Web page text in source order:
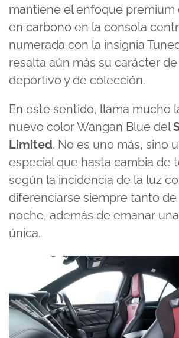
mantiene el enfoque premium
en carbono en la consola
numerada con la insignia
resalta aún más su carácter
deportivo y de colección.
En este sentido, llama mucho
nuevo color Wangan Blue del
Limited. No es uno más, sino
especial que hasta cambia de
según la incidencia de la luz
diferenciarse siempre tanto
noche, además de emanar
única.